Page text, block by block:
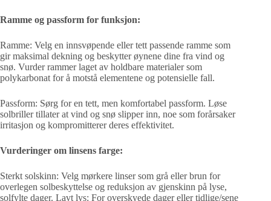
Ramme og passform for funksjon:
Ramme: Velg en innsvøpende eller tett passende ramme som
gir maksimal dekning og beskytter øynene dine fra vind og
snø. Vurder rammer laget av holdbare materialer som
polykarbonat for å motstå elementene og potensielle fall.
Passform: Sørg for en tett, men komfortabel passform. Løse
solbriller tillater at vind og snø slipper inn, noe som forårsaker
irritasjon og kompromitterer deres effektivitet.
Vurderinger om linsens farge:
Sterkt solskinn: Velg mørkere linser som grå eller brun for
overlegen solbeskyttelse og reduksjon av gjenskinn på lyse,
solfylte dager. Lavt lys: For overskyede dager eller tidlige/sene